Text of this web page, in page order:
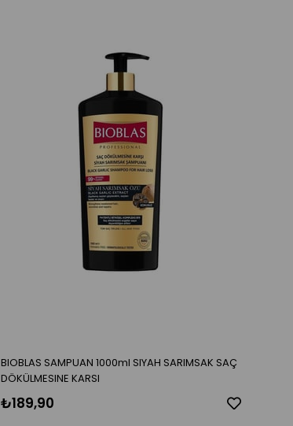
BIOBLAS SAMPUAN 1000ml SIYAH SARIMSAK SAÇ
DÖKÜLMESINE KARSI
₺189,90